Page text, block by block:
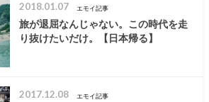
2018.01.07 エモイ記事
旅が退屈なんじゃない。この時代を走
り抜けたいだけ。【日本帰る】
2017.12.08 エモイ記事